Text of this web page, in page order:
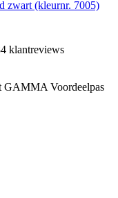
zwart (kleurnr. 7005)
klantreviews
GAMMA Voordeelpas